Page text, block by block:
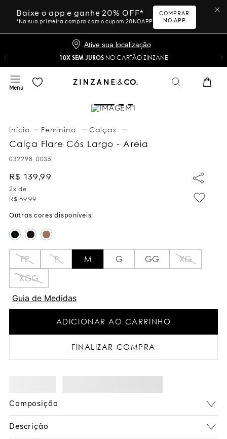
Baixe o app e ganhe 20% OFF*
*Na sua primeira compra com o cupom 20NOAPP
COMPRAR
NO APP
Ative sua localização
10X SEM JUROS NO CARTÃO ZINZANE
Feminino Calças
Calça Flare Cós Largo - Areia
032298_0035
R$ 139,99
2x de
R$ 69,99
PP P M G GG
XG
XGG
Guia de Medidas
ADICIONAR AO CARRINHO
FINALIZAR COMPRA
Composição
Descrição